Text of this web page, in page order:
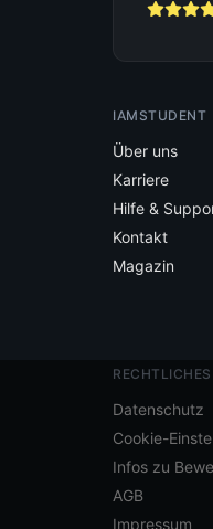
IAMSTUDENT
Über uns
Karriere
Hilfe &
Kontakt
Magazin
RECHTLICHES
Datenschutz
Cookie-
Infos zu
AGB
Impressum